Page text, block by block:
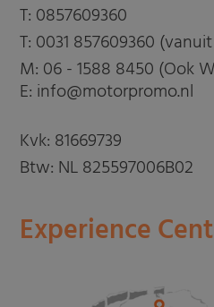
T: 0857609360
T: 0031 857609360
M: 06 - 1588 8450 (Ook
E: info@motorpromo.nl
Kvk: 81669739
Btw: NL 825597006B02
Experience